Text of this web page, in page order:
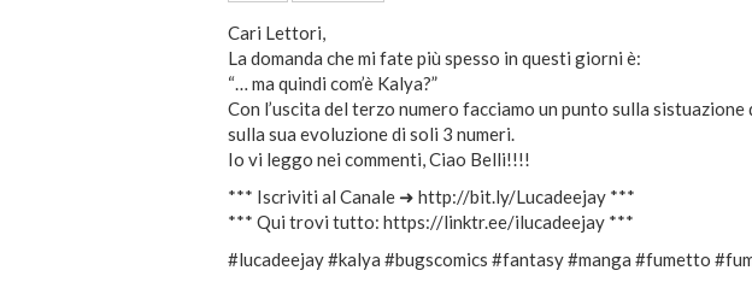
Cari Lettori,
La domanda che mi fate più spesso in questi giorni è:
“… ma quindi com’è Kalya?”
Con l’uscita del terzo numero facciamo un punto sulla
sulla sua evoluzione di soli 3 numeri.
Io vi leggo nei commenti, Ciao Belli!!!!
*** Iscriviti al Canale ➜ http://bit.ly/Lucadeejay ***
*** Qui trovi tutto: https://linktr.ee/ilucadeejay ***
#lucadeejay #kalya #bugscomics #fantasy #manga #fumetto